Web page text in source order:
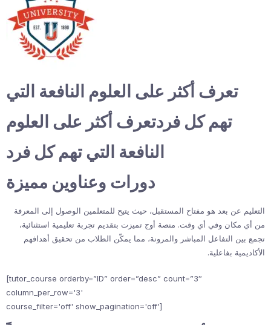
تعرف أكثر على العلوم النافعة التي
تهم كل فردتعرف أكثر على العلوم
النافعة التي تهم كل فرد
دورات وعناوين مميزة
التعليم عن بعد هو مفتاح المستقبل، حيث يتيح للمتعلمين الوصول إلى المعرفة
من أي مكان وفي أي وقت. منصة أوج تميزت بتقديم تجربة تعليمية استثنائية،
تجمع بين التفاعل المباشر والمرونة، مما يمكّن الطلاب من تحقيق أهدافهم
الأكاديمية بفاعلية.
[tutor_course orderby=”ID” order=”desc” count=”3″
column_per_row='3'
course_filter='off' show_pagination='off']